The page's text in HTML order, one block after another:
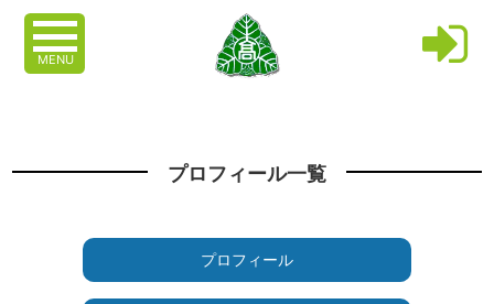
MENU
プロフィール一覧
プロフィール